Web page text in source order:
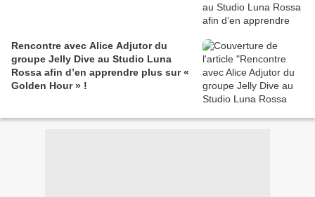
Rencontre avec Alice Adjutor du
groupe Jelly Dive au Studio Luna
Rossa afin d’en apprendre plus sur «
Golden Hour » !